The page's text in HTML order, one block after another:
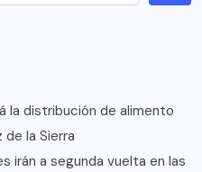
la distribución de alimento
la Sierra
irán a segunda vuelta en las